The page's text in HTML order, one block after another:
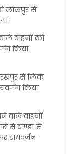
लोलपुर से
वाहनों को
किया
से लिंक
किया
वाले वाहनों
से टाण्डा से
डायवर्जन